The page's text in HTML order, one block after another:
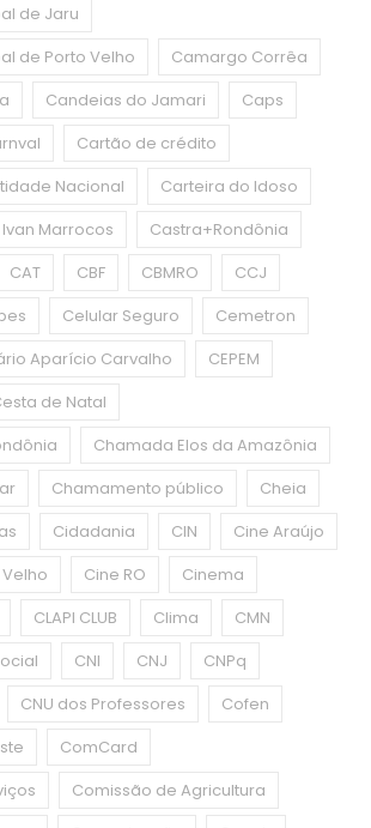
de Jaru
de Porto Velho
Camargo Corrêa
Candeias do Jamari
Caps
Cartão de crédito
Nacional
Carteira do Idoso
Marrocos
Castra+Rondônia
CAT CBF CBMRO
CCJ
Celular Seguro
Cemetron
Aparício Carvalho
CEPEM
de Natal
Chamada Elos da Amazônia
Chamamento público
Cheia
Cidadania CIN
Cine Araújo
Cine RO
Cinema
CLAPI CLUB Clima
CMN
CNI CNJ
CNPq
CNU dos Professores
Cofen
ComCard
Comissão de Agricultura